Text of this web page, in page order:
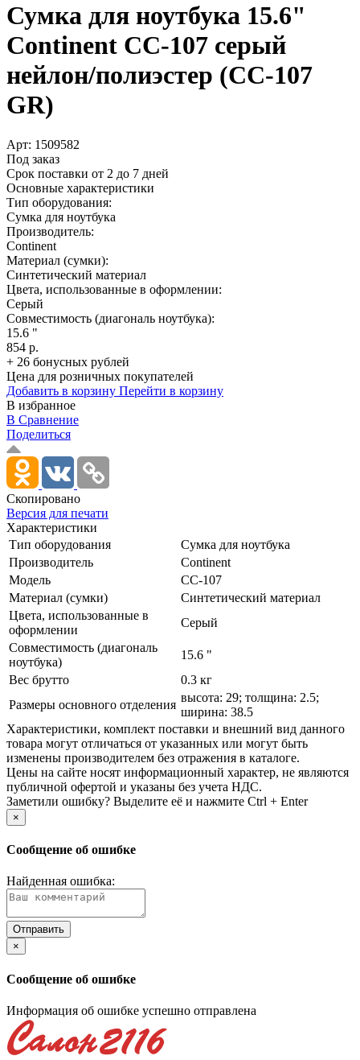
Сумка для ноутбука 15.6"
Continent CC-107 серый
нейлон/­полиэстер (CC-107
GR)
Арт: 1509582
Под заказ
Срок поставки от 2 до 7 дней
Основные характеристики
Тип оборудования:
Сумка для ноутбука
Производитель:
Continent
Материал (сумки):
Синтетический материал
Цвета, использованные в оформлении:
Cерый
Совместимость (диагональ ноутбука):
15.6 "
854 р.
+ 26 бонусных рублей
Цена для розничных покупателей
Добавить в корзину Перейти в корзину
В избранное
В Сравнение
Поделиться
Скопировано
Версия для печати
Характеристики
Тип оборудования
Сумка для ноутбука
Производитель
Continent
Модель
CC-107
Материал (сумки)
Синтетический материал
Цвета, использованные в
оформлении
Cерый
Совместимость (диагональ
ноутбука)
15.6 "
Вес брутто
0.3 кг
Размеры основного отделения
высота: 29; толщина: 2.5;
ширина: 38.5
Xарактеристики, комплект поставки и внешний вид данного
товара могут отличаться от указанных или могут быть
изменены производителем без отражения в каталоге.
Цены на сайте носят информационный характер, не являются
публичной офертой и указаны без учета НДС.
Заметили ошибку? Выделите её и нажмите Ctrl + Enter
×
Сообщение об ошибке
Найденная ошибка:
×
Сообщение об ошибке
Информация об ошибке успешно отправлена